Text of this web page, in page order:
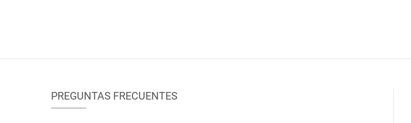
PREGUNTAS FRECUENTES